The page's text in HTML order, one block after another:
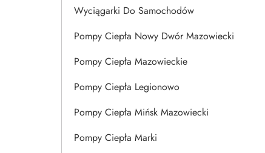
Wyciągarki Do Samochodów
Pompy Ciepła Nowy Dwór Mazowiecki
Pompy Ciepła Mazowieckie
Pompy Ciepła Legionowo
Pompy Ciepła Mińsk Mazowiecki
Pompy Ciepła Marki